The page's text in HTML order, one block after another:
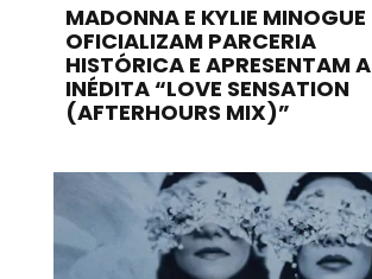
MADONNA E KYLIE MINOGUE
OFICIALIZAM PARCERIA
HISTÓRICA E APRESENTAM A
INÉDITA “LOVE SENSATION
(AFTERHOURS MIX)”